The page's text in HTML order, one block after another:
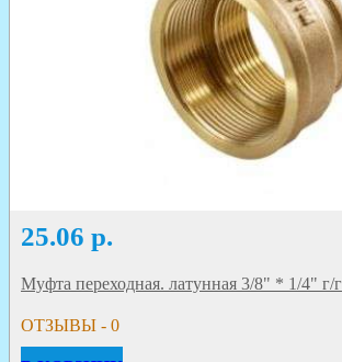
25.06 р.
Муфта переходная. латунная 3/8" * 1/4" г/г
ОТЗЫВЫ - 0